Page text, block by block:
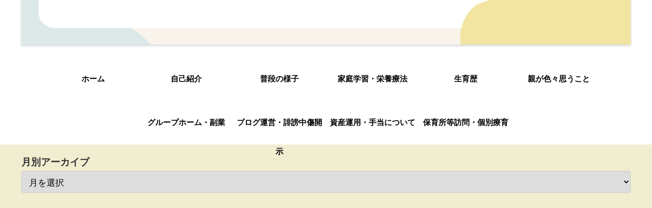
ホーム 自己紹介 普段の様子 家庭学習・栄養療法 生育歴 親が色々思うこと
グループホーム・副業 ブログ運営・誹謗中傷開
示
資産運用・手当について 保育所等訪問・個別療育
月別アーカイブ